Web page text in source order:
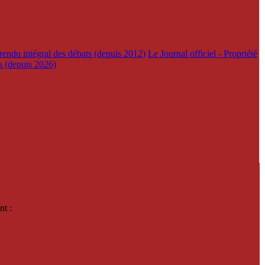
intégral des débats (depuis 2012) Le Journal officiel - Propriété
(depuis 2026)
: